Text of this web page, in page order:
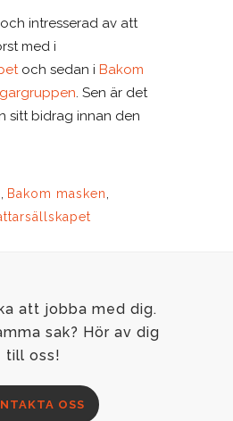
intresserad av att
med i
och sedan i Bakom
. Sen är det
sitt bidrag innan den
Bakom masken
att jobba med dig.
sak? Hör av dig
till oss!
OSS